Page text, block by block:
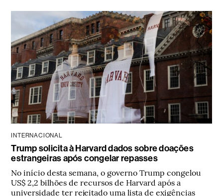
INTERNACIONAL
Trump solicita à Harvard dados sobre doações
estrangeiras após congelar repasses
No início desta semana, o governo Trump congelou
US$ 2,2 bilhões de recursos de Harvard após a
universidade ter rejeitado uma lista de exigências